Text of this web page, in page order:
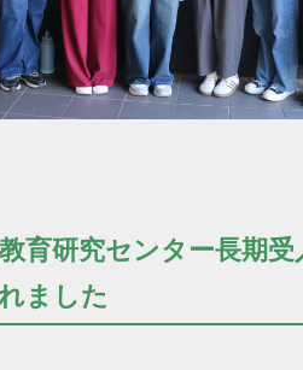
育研究センター長期
ました